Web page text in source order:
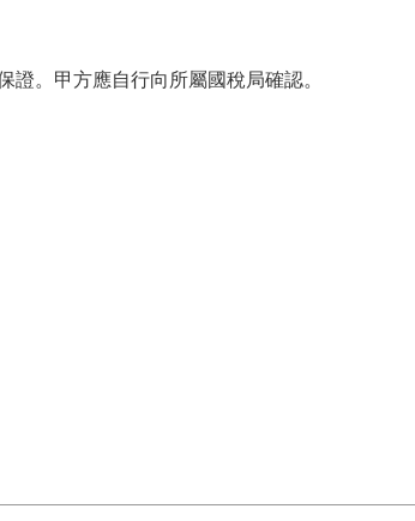
。甲方應自行向所屬國稅局確認。